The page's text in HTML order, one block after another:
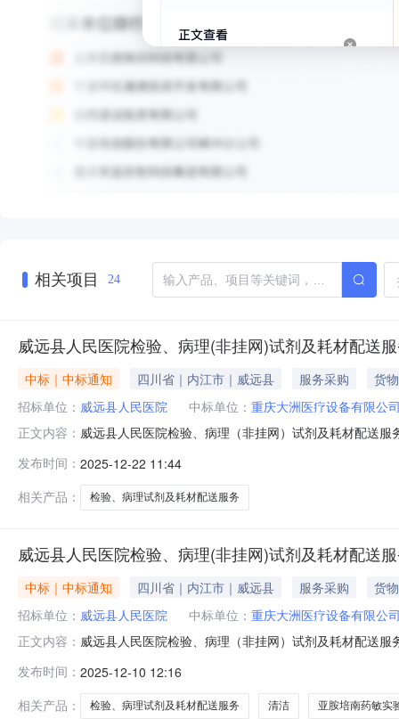
相关项目 24
威远县人民医院检验、病理(非挂网)试剂及耗材配送
中标｜中标通知 四川省｜内江市｜威远县 服务采购
货物
招标单位： 威远县人民医院 中标单位： 重庆大洲医疗设备有限公
正文内容： 威远县人民医院检验、病理（非挂网）试剂及耗材配送
作日。五、其他补充事宜：无。六、凡对本次公告内容
发布时间： 2025-12-22 11:44
相关产品：
检验、病理试剂及耗材配送服务
威远县人民医院检验、病理(非挂网)试剂及耗材配送
中标｜中标通知 四川省｜内江市｜威远县 服务采购
货物
招标单位： 威远县人民医院 中标单位： 重庆大洲医疗设备有限公
正文内容： 威远县人民医院检验、病理（非挂网）试剂及耗材配送
生产此试剂厂家数量稀少，所对应代理的经营商也很少
保证金。本项目不接受联合体
发布时间： 2025-12-10 12:16
相关产品：
检验、病理试剂及耗材配送服务 清洁 亚胺培南药敏实